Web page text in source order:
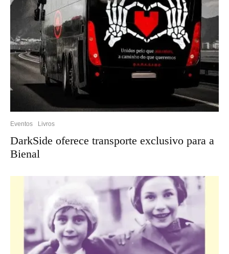
Eventos Livros
DarkSide oferece transporte exclusivo para a
Bienal